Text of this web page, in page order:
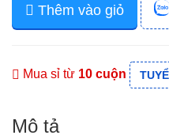
Thêm vào giỏ
Mua sỉ từ 10 cuộn
Mô tả